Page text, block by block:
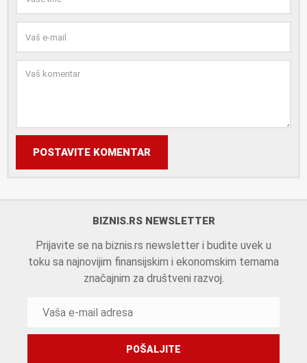
POSTAVITE KOMENTAR
BIZNIS.RS NEWSLETTER
Prijavite se na biznis.rs newsletter i budite uvek u
toku sa najnovijim finansijskim i ekonomskim temama
značajnim za društveni razvoj.